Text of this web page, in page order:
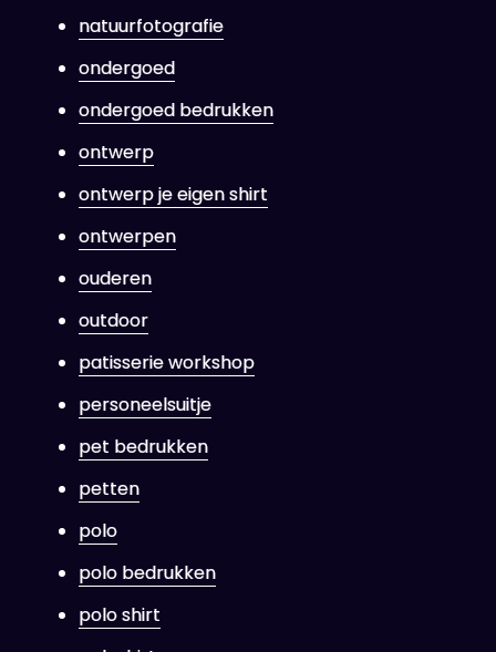
natuurfotografie
ondergoed
ondergoed bedrukken
ontwerp
ontwerp je eigen shirt
ontwerpen
ouderen
outdoor
patisserie workshop
personeelsuitje
pet bedrukken
petten
polo
polo bedrukken
polo shirt